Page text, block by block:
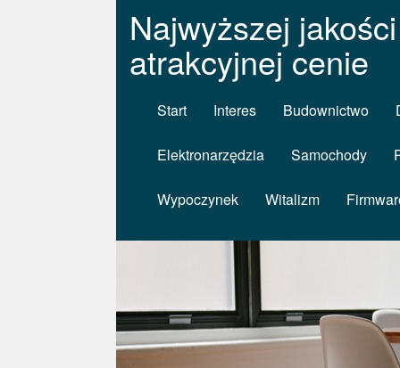
Najwyższej
atrakcyjnej cenie
Start Interes Budownictwo
Elektronarzędzia Samochody
Wypoczynek Witalizm